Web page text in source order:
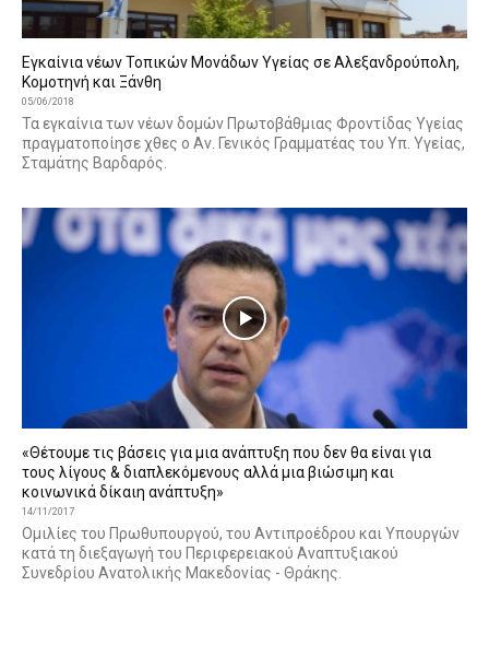
Εγκαίνια νέων Τοπικών Μονάδων Υγείας σε Αλεξανδρούπολη,
Κομοτηνή και Ξάνθη
05/06/2018
Τα εγκαίνια των νέων δομών Πρωτοβάθμιας Φροντίδας Υγείας
πραγματοποίησε χθες ο Αν. Γενικός Γραμματέας του Υπ. Υγείας,
Σταμάτης Βαρδαρός.
«Θέτουμε τις βάσεις για μια ανάπτυξη που δεν θα είναι για
τους λίγους & διαπλεκόμενους αλλά μια βιώσιμη και
κοινωνικά δίκαιη ανάπτυξη»
14/11/2017
Ομιλίες του Πρωθυπουργού, του Αντιπροέδρου και Υπουργών
κατά τη διεξαγωγή του Περιφερειακού Αναπτυξιακού
Συνεδρίου Ανατολικής Μακεδονίας - Θράκης.